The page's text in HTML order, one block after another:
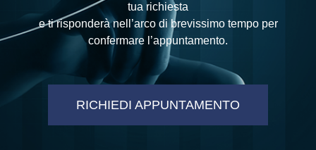
tua richiesta
e ti risponderà nell’arco di brevissimo tempo per
confermare l’appuntamento.
RICHIEDI APPUNTAMENTO